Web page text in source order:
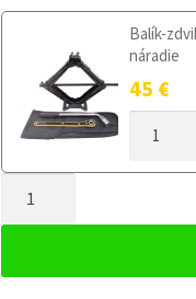
Balík-
náradie
45 €
X
2017